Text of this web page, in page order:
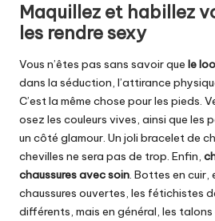
Maquillez et habillez
les rendre sexy
Vous n’êtes pas sans savoir que le
dans la séduction, l’attirance
C’est la même chose pour les pieds.
osez les couleurs vives, ainsi que
un côté glamour. Un joli bracelet de
chevilles ne sera pas de trop. Enfin,
chaussures avec soin. Bottes en cuir,
chaussures ouvertes, les fétichistes
différents, mais en général, les talons